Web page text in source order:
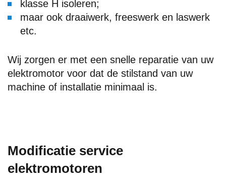
klasse H isoleren;
maar ook draaiwerk, freeswerk en laswerk
etc.
Wij zorgen er met een snelle reparatie van uw
elektromotor voor dat de stilstand van uw
machine of installatie minimaal is.
Modificatie service
elektromotoren